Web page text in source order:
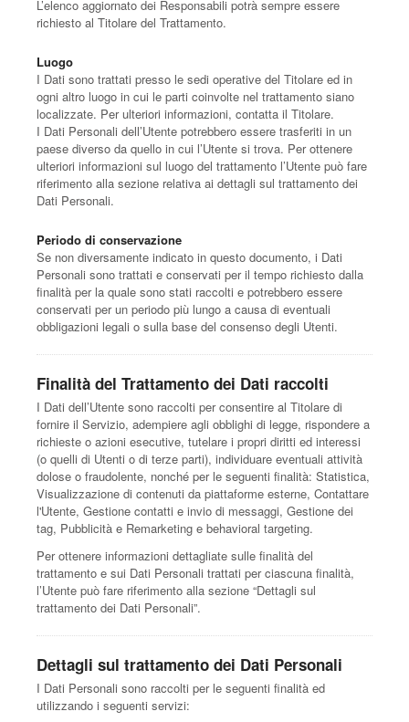
L’elenco aggiornato dei Responsabili potrà sempre essere
richiesto al Titolare del Trattamento.
Luogo
I Dati sono trattati presso le sedi operative del Titolare ed in
ogni altro luogo in cui le parti coinvolte nel trattamento siano
localizzate. Per ulteriori informazioni, contatta il Titolare.
I Dati Personali dell’Utente potrebbero essere trasferiti in un
paese diverso da quello in cui l’Utente si trova. Per ottenere
ulteriori informazioni sul luogo del trattamento l’Utente può fare
riferimento alla sezione relativa ai dettagli sul trattamento dei
Dati Personali.
Periodo di conservazione
Se non diversamente indicato in questo documento, i Dati
Personali sono trattati e conservati per il tempo richiesto dalla
finalità per la quale sono stati raccolti e potrebbero essere
conservati per un periodo più lungo a causa di eventuali
obbligazioni legali o sulla base del consenso degli Utenti.
Finalità del Trattamento dei Dati raccolti
I Dati dell’Utente sono raccolti per consentire al Titolare di
fornire il Servizio, adempiere agli obblighi di legge, rispondere a
richieste o azioni esecutive, tutelare i propri diritti ed interessi
(o quelli di Utenti o di terze parti), individuare eventuali attività
dolose o fraudolente, nonché per le seguenti finalità: Statistica,
Visualizzazione di contenuti da piattaforme esterne, Contattare
l'Utente, Gestione contatti e invio di messaggi, Gestione dei
tag, Pubblicità e Remarketing e behavioral targeting.
Per ottenere informazioni dettagliate sulle finalità del
trattamento e sui Dati Personali trattati per ciascuna finalità,
l’Utente può fare riferimento alla sezione “Dettagli sul
trattamento dei Dati Personali”.
Dettagli sul trattamento dei Dati Personali
I Dati Personali sono raccolti per le seguenti finalità ed
utilizzando i seguenti servizi: